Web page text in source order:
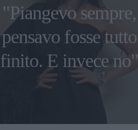
"Piangevo sempre,
pensavo fosse tutto
finito. E invece no"